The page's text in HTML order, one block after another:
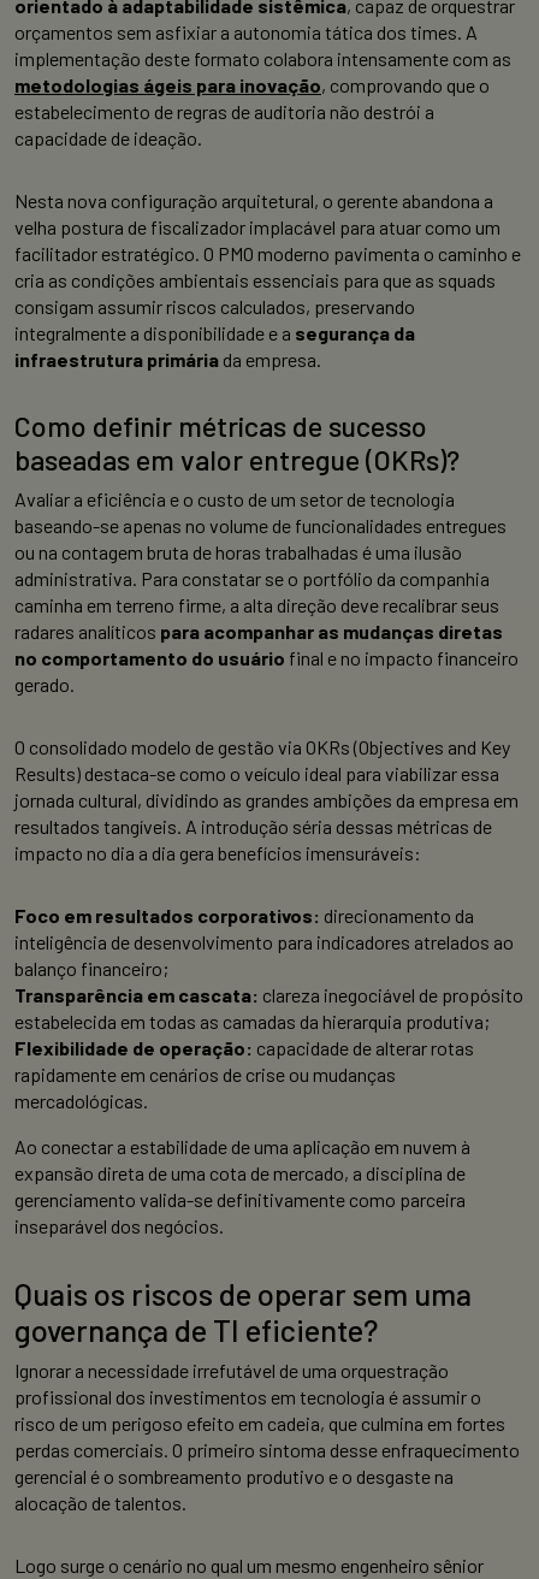
orientado à adaptabilidade sistêmica, capaz de orquestrar
orçamentos sem asfixiar a autonomia tática dos times. A
implementação deste formato colabora intensamente com as
metodologias ágeis para inovação, comprovando que o
estabelecimento de regras de auditoria não destrói a
capacidade de ideação.
Nesta nova configuração arquitetural, o gerente abandona a
velha postura de fiscalizador implacável para atuar como um
facilitador estratégico. O PMO moderno pavimenta o caminho e
cria as condições ambientais essenciais para que as squads
consigam assumir riscos calculados, preservando
integralmente a disponibilidade e a segurança da
infraestrutura primária da empresa.
Como definir métricas de sucesso
baseadas em valor entregue (OKRs)?
Avaliar a eficiência e o custo de um setor de tecnologia
baseando-se apenas no volume de funcionalidades entregues
ou na contagem bruta de horas trabalhadas é uma ilusão
administrativa. Para constatar se o portfólio da companhia
caminha em terreno firme, a alta direção deve recalibrar seus
radares analíticos para acompanhar as mudanças diretas
no comportamento do usuário final e no impacto financeiro
gerado.
O consolidado modelo de gestão via OKRs (Objectives and Key
Results) destaca-se como o veículo ideal para viabilizar essa
jornada cultural, dividindo as grandes ambições da empresa em
resultados tangíveis. A introdução séria dessas métricas de
impacto no dia a dia gera benefícios imensuráveis:
Foco em resultados corporativos: direcionamento da
inteligência de desenvolvimento para indicadores atrelados ao
balanço financeiro;
Transparência em cascata: clareza inegociável de propósito
estabelecida em todas as camadas da hierarquia produtiva;
Flexibilidade de operação: capacidade de alterar rotas
rapidamente em cenários de crise ou mudanças
mercadológicas.
Ao conectar a estabilidade de uma aplicação em nuvem à
expansão direta de uma cota de mercado, a disciplina de
gerenciamento valida-se definitivamente como parceira
inseparável dos negócios.
Quais os riscos de operar sem uma
governança de TI eficiente?
Ignorar a necessidade irrefutável de uma orquestração
profissional dos investimentos em tecnologia é assumir o
risco de um perigoso efeito em cadeia, que culmina em fortes
perdas comerciais. O primeiro sintoma desse enfraquecimento
gerencial é o sombreamento produtivo e o desgaste na
alocação de talentos.
Logo surge o cenário no qual um mesmo engenheiro sênior